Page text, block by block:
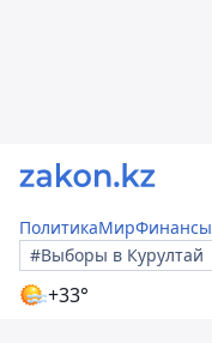
ПолитикаМирФинансы
#Выборы в Курултай
+33°